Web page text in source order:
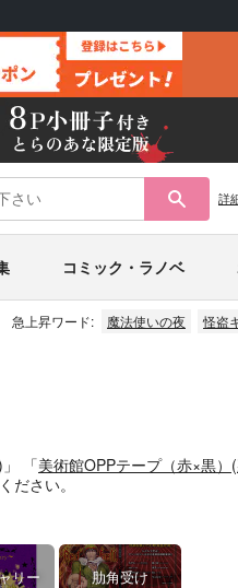
詳
コミック・ラノベ
急上昇ワード: 魔法使いの夜 怪盗
「美術館OPPテープ（赤×黒） (
ださい。
リー 肋角受け